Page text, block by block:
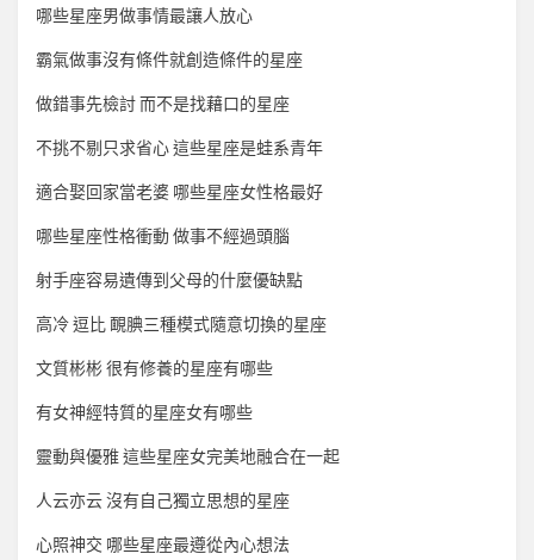
哪些星座男做事情最讓人放心
霸氣做事沒有條件就創造條件的星座
做錯事先檢討 而不是找藉口的星座
不挑不剔只求省心 這些星座是蛙系青年
適合娶回家當老婆 哪些星座女性格最好
哪些星座性格衝動 做事不經過頭腦
射手座容易遺傳到父母的什麼優缺點
高冷 逗比 靦腆三種模式隨意切換的星座
文質彬彬 很有修養的星座有哪些
有女神經特質的星座女有哪些
靈動與優雅 這些星座女完美地融合在一起
人云亦云 沒有自己獨立思想的星座
心照神交 哪些星座最遵從內心想法